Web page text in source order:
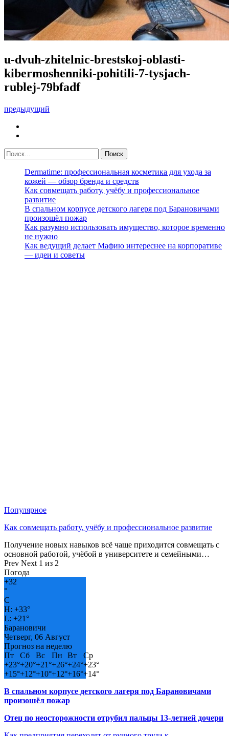
u-dvuh-zhitelnic-brestskoj-oblasti-
kibermoshenniki-pohitili-7-tysjach-
rublej-79bfadf
предыдущий
Dermatime: профессиональная косметика для ухода за
кожей — обзор бренда и средств
Как совмещать работу, учёбу и профессиональное
развитие
В спальном корпусе детского лагеря под Барановичами
произошёл пожар
Как разумно использовать имущество, которое временно
не нужно
Как ведущий делает Мафию интереснее на корпоративе
— идеи и советы
Популярное
Как совмещать работу, учёбу и профессиональное развитие
Получение новых навыков всё чаще приходится совмещать с
основной работой, учёбой в университете и семейными…
Prev Next 1 из 2
Погода
+32
°
C
H: +33°
L: +21°
Барановичи
Четверг, 06 Август
Прогноз на неделю
Пт
Сб Вс Пн Вт
Ср
+23°+20°+21°+26°+24°+23°
+15°+12°+10°+12°+16°+14°
В спальном корпусе детского лагеря под Барановичами
произошёл пожар
Отец по неосторожности отрубил пальцы 13-летней дочери